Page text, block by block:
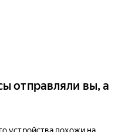
отправляли вы, а
устройства похожи на